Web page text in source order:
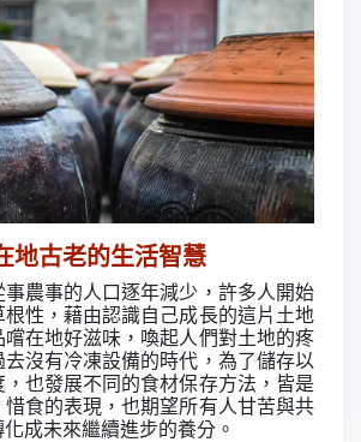
地古老的生活智慧
農事的人口逐年減少，許多人開始
性，藉由認識自己成長的這片土地
在地好滋味，喚起人們對土地的疼
沒有冷凍設備的時代，為了儲存以
也發展不同的食材保存方法，皆是
食的表現，也期望所有人甘苦與共
成未來繼續進步的養分。